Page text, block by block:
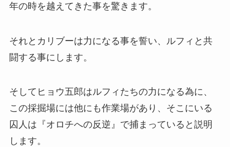
年の時を越えてきた事を驚きます。
それとカリブーは力になる事を誓い、ルフィと共
闘する事にします。
そしてヒョウ五郎はルフィたちの力になる為に、
この採掘場には他にも作業場があり、そこにいる
囚人は『オロチへの反逆』で捕まっていると説明
します。